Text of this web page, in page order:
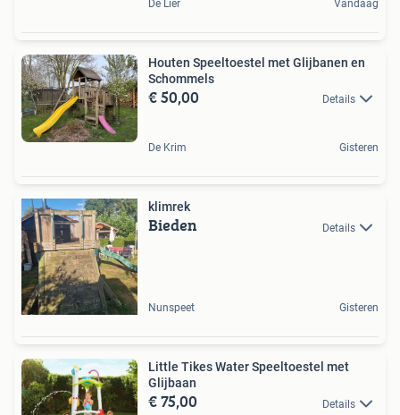
De Lier Vandaag
Houten Speeltoestel met Glijbanen en
Schommels
€ 50,00 Details
De Krim Gisteren
klimrek
Bieden Details
Nunspeet Gisteren
Little Tikes Water Speeltoestel met
Glijbaan
€ 75,00 Details